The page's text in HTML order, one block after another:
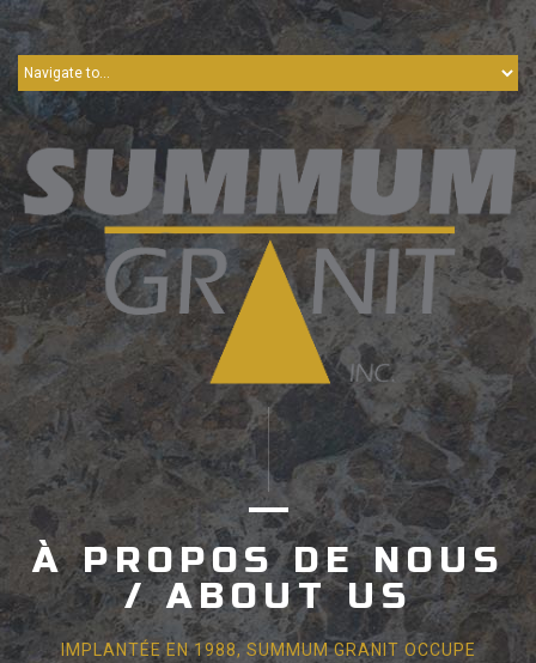
À PROPOS DE NOUS
/ ABOUT US
IMPLANTÉE EN 1988, SUMMUM GRANIT OCCUPE